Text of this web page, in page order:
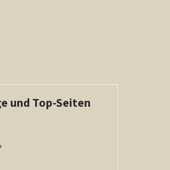
und Top-Seiten